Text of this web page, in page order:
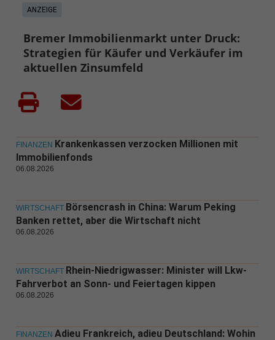
ANZEIGE
Bremer Immobilienmarkt unter Druck:
Strategien für Käufer und Verkäufer im
aktuellen Zinsumfeld
FINANZEN Krankenkassen verzocken Millionen mit
Immobilienfonds
06.08.2026
WIRTSCHAFT Börsencrash in China: Warum Peking
Banken rettet, aber die Wirtschaft nicht
06.08.2026
WIRTSCHAFT Rhein-Niedrigwasser: Minister will Lkw-
Fahrverbot an Sonn- und Feiertagen kippen
06.08.2026
FINANZEN Adieu Frankreich, adieu Deutschland: Wohin